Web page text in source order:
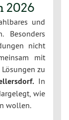
2026
und
Besonders
nicht
mit
zu
In
wie
wollen.